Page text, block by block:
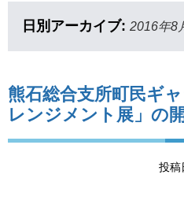
日別アーカイブ: 2016年8
熊石総合支所町民ギ
レンジメント展」の
投稿